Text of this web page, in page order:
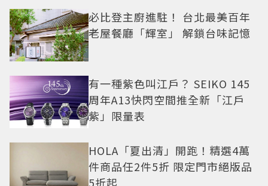
必比登主廚進駐！ 台北最美百年
老屋餐廳「輝室」 解鎖台味記憶
有一種紫色叫江戶？ SEIKO 145
周年A13快閃空間推全新「江戶
紫」限量表
HOLA「夏出清」開跑！精選4萬
件商品任2件5折 限定門市絕版品
5折起